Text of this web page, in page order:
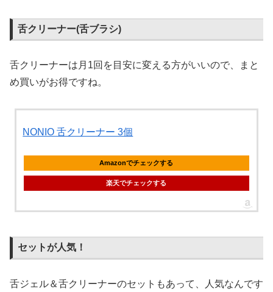
舌クリーナー(舌ブラシ)
舌クリーナーは月1回を目安に変える方がいいので、まと
め買いがお得ですね。
NONIO 舌クリーナー 3個
Amazonでチェックする
楽天でチェックする
セットが人気！
舌ジェル＆舌クリーナーのセットもあって、人気なんです